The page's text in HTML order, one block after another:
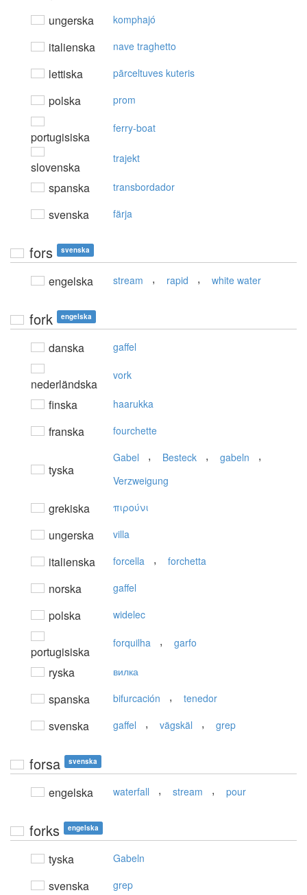
ungerska
komphajó
italienska nave traghetto
lettiska pārceltuves kuteris
polska prom
portugisiska
ferry-boat
slovenska
trajekt
spanska transbordador
svenska färja
fors svenska
engelska stream , rapid , white water
fork engelska
danska gaffel
nederländska
vork
finska haarukka
franska fourchette
tyska
Gabel , Besteck , gabeln ,
Verzweigung
grekiska πιρούνι
ungerska villa
italienska forcella , forchetta
norska gaffel
polska widelec
portugisiska
forquilha , garfo
ryska вилка
spanska bifurcación , tenedor
svenska gaffel , vägskäl , grep
forsa svenska
engelska waterfall , stream , pour
forks engelska
tyska Gabeln
svenska grep